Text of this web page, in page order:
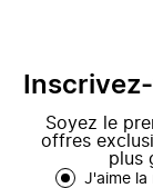
Soyez le
offres
plus
J'aime la